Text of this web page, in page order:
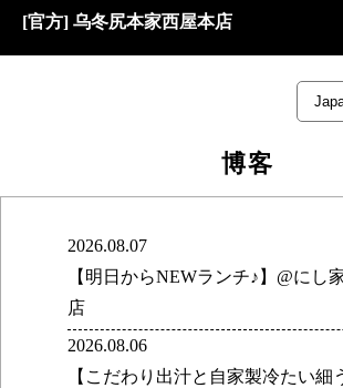
[官方] 乌冬尻本家西屋本店
博客
2026.08.07
【明日からNEWランチ♪】@にし
店
2026.08.06
【こだわり出汁と自家製冷たい細